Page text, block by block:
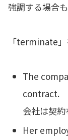
強調する場合も
「terminate」
The
contract.
会社は契約
Her